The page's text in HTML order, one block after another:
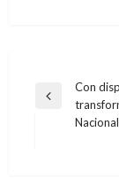
Entrada
anterior
Con